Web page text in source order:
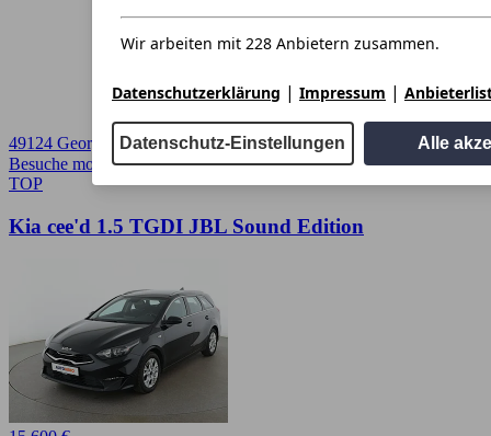
Wir arbeiten mit 228 Anbietern zusammen.
Datenschutzerklärung | Impressum |
Datenschutz-Einstellungen Alle
49124 Georgsmarienhütte
Besuche mobile.de➚
TOP
Kia cee'd 1.5 TGDI JBL Sound Edition